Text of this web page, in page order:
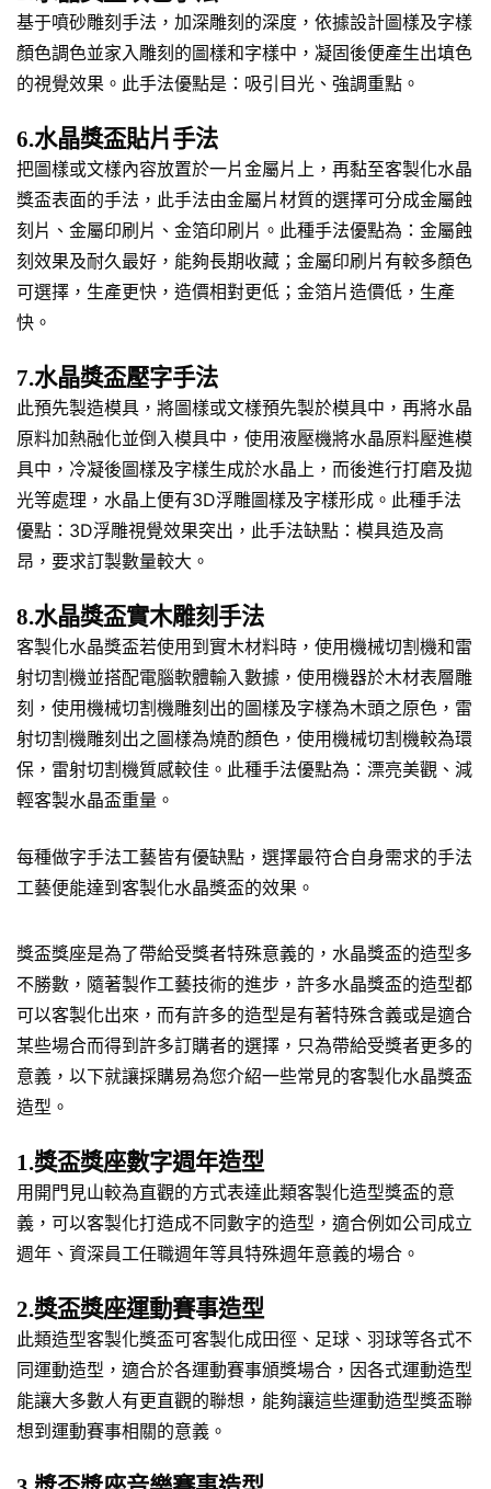
基于噴砂雕刻手法，加深雕刻的深度，依據設計圖樣及字樣
顏色調色並家入雕刻的圖樣和字樣中，凝固後便產生出填色
的視覺效果。此手法優點是：吸引目光、強調重點。
6.水晶獎盃貼片手法
把圖樣或文樣內容放置於一片金屬片上，再黏至客製化水晶
獎盃表面的手法，此手法由金屬片材質的選擇可分成金屬蝕
刻片、金屬印刷片、金箔印刷片。此種手法優點為：金屬蝕
刻效果及耐久最好，能夠長期收藏；金屬印刷片有較多顏色
可選擇，生產更快，造價相對更低；金箔片造價低，生產
快。
7.水晶獎盃壓字手法
此預先製造模具，將圖樣或文樣預先製於模具中，再將水晶
原料加熱融化並倒入模具中，使用液壓機將水晶原料壓進模
具中，冷凝後圖樣及字樣生成於水晶上，而後進行打磨及拋
光等處理，水晶上便有3D浮雕圖樣及字樣形成。此種手法
優點：3D浮雕視覺效果突出，此手法缺點：模具造及高
昂，要求訂製數量較大。
8.水晶獎盃實木雕刻手法
客製化水晶獎盃若使用到實木材料時，使用機械切割機和雷
射切割機並搭配電腦軟體輸入數據，使用機器於木材表層雕
刻，使用機械切割機雕刻出的圖樣及字樣為木頭之原色，雷
射切割機雕刻出之圖樣為燒酌顏色，使用機械切割機較為環
保，雷射切割機質感較佳。此種手法優點為：漂亮美觀、減
輕客製水晶盃重量。
每種做字手法工藝皆有優缺點，選擇最符合自身需求的手法
工藝便能達到客製化水晶獎盃的效果。
獎盃獎座是為了帶給受獎者特殊意義的，水晶獎盃的造型多
不勝數，隨著製作工藝技術的進步，許多水晶獎盃的造型都
可以客製化出來，而有許多的造型是有著特殊含義或是適合
某些場合而得到許多訂購者的選擇，只為帶給受獎者更多的
意義，以下就讓採購易為您介紹一些常見的客製化水晶獎盃
造型。
1.獎盃獎座數字週年造型
用開門見山較為直觀的方式表達此類客製化造型獎盃的意
義，可以客製化打造成不同數字的造型，適合例如公司成立
週年、資深員工任職週年等具特殊週年意義的場合。
2.獎盃獎座運動賽事造型
此類造型客製化獎盃可客製化成田徑、足球、羽球等各式不
同運動造型，適合於各運動賽事頒獎場合，因各式運動造型
能讓大多數人有更直觀的聯想，能夠讓這些運動造型獎盃聯
想到運動賽事相關的意義。